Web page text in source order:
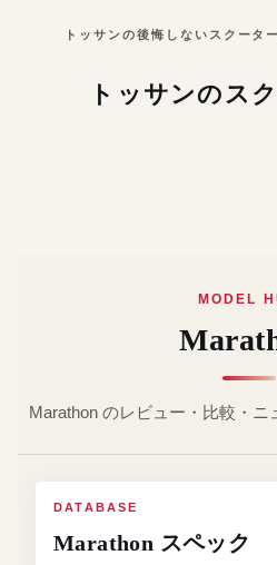
トッサンの後悔しないスクータ
トッサンのス
MODEL
Marathon のレビュー・比較・ニ
DATABASE
Marathon スペック